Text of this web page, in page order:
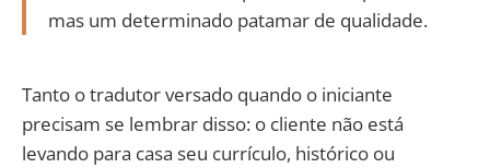
mas um determinado patamar de qualidade.
Tanto o tradutor versado quando o iniciante
precisam se lembrar disso: o cliente não está
levando para casa seu currículo, histórico ou